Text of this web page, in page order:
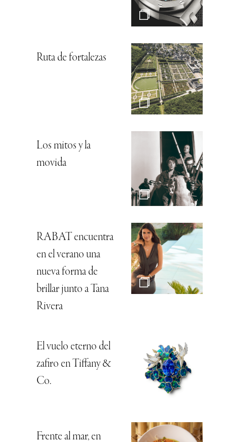
Ruta de fortalezas
Los mitos y la
movida
RABAT encuentra
en el verano una
nueva forma de
brillar junto a Tana
Rivera
El vuelo eterno del
zafiro en Tiffany &
Co.
Frente al mar, en